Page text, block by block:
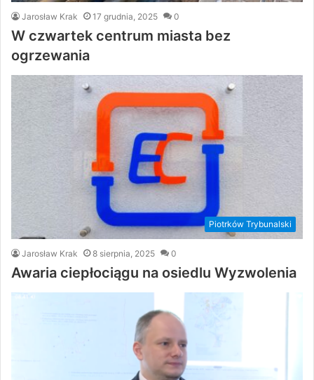
Jarosław Krak 17 grudnia, 2025 0
W czwartek centrum miasta bez
ogrzewania
Piotrków Trybunalski
Jarosław Krak 8 sierpnia, 2025 0
Awaria ciepłociągu na osiedlu Wyzwolenia